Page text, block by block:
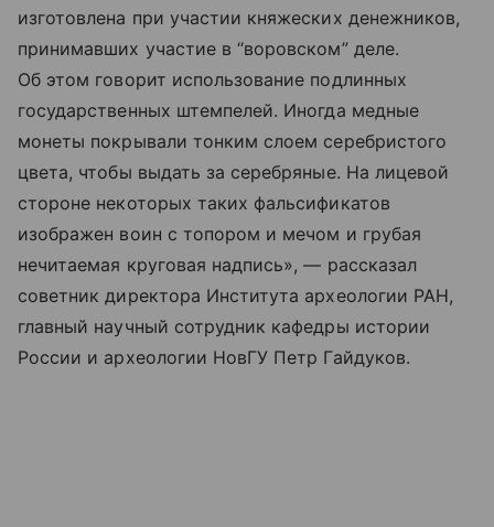
изготовлена при участии княжеских денежников,
принимавших участие в “воровском” деле.
Об этом говорит использование подлинных
государственных штемпелей. Иногда медные
монеты покрывали тонким слоем серебристого
цвета, чтобы выдать за серебряные. На лицевой
стороне некоторых таких фальсификатов
изображен воин с топором и мечом и грубая
нечитаемая круговая надпись», — рассказал
советник директора Института археологии РАН,
главный научный сотрудник кафедры истории
России и археологии НовГУ Петр Гайдуков.